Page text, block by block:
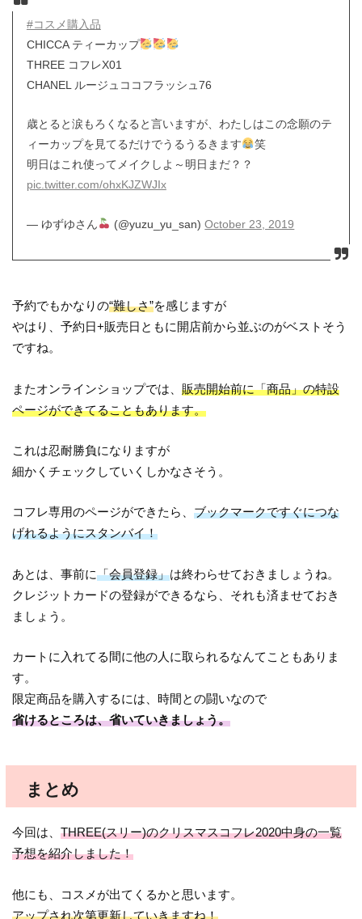
#コスメ購入品
CHICCA ティーカップ
THREE コフレX01
CHANEL ルージュココフラッシュ76
歳とると涙もろくなると言いますが、わたしはこの念願のテ
ィーカップを見てるだけでうるうるきます
笑
明日はこれ使ってメイクしよ～明日まだ？？
pic.twitter.com/ohxKJZWJIx
— ゆずゆさん (@yuzu_yu_san)October 23, 2019
予約でもかなりの“難しさ”を感じますが
やはり、予約日+販売日ともに開店前から並ぶのがベストそう
ですね。
またオンラインショップでは、販売開始前に「商品」の特設
ページができてることもあります。
これは忍耐勝負になりますが
細かくチェックしていくしかなさそう。
コフレ専用のページができたら、ブックマークですぐにつな
げれるようにスタンバイ！
あとは、事前に「会員登録」は終わらせておきましょうね。
クレジットカードの登録ができるなら、それも済ませておき
ましょう。
カートに入れてる間に他の人に取られるなんてこともありま
す。
限定商品を購入するには、時間との闘いなので
省けるところは、省いていきましょう。
まとめ
今回は、THREE(スリー)のクリスマスコフレ2020中身の一覧
予想を紹介しました！
他にも、コスメが出てくるかと思います。
アップされ次第更新していきますね！